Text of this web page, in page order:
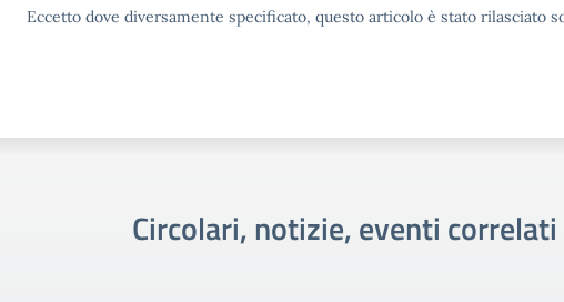
Eccetto dove diversamente specificato, questo articolo è stato rilasciato
Circolari, notizie, eventi correlati